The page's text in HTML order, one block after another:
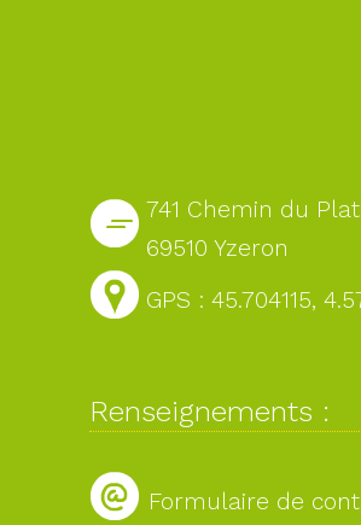
741 Chemin du Plat
69510 Yzeron
GPS : 45.704115,
Renseignements :
Formulaire de